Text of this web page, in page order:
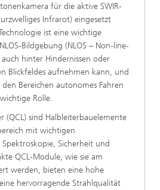
für die aktive SWIR-
Infrarot) eingesetzt
ist eine wichtige
Bildgebung (NLOS – Non-line-
hinter Hindernissen oder
Blickfeldes aufnehmen kann, und
Bereichen autonomes Fahren
Rolle.
(QCL) sind Halbleiterbauelemente
mit wichtigen
Sicherheit und
QCL-Module, wie sie am
werden, bieten eine hohe
hervorragende Strahlqualität